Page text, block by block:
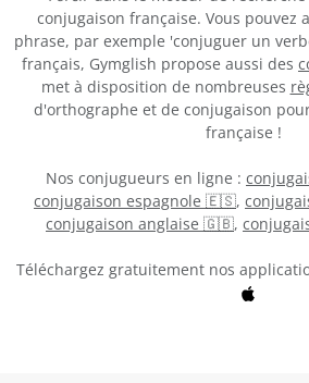
conjugaison française. Vous pouvez
phrase, par exemple 'conjuguer un
français, Gymglish propose aussi des
met à disposition de nombreuses
d'orthographe et de conjugaison
française !
Nos conjugueurs en ligne :
conjugaison espagnole 🇪🇸,
conjugaison anglaise 🇬🇧,
Téléchargez gratuitement nos